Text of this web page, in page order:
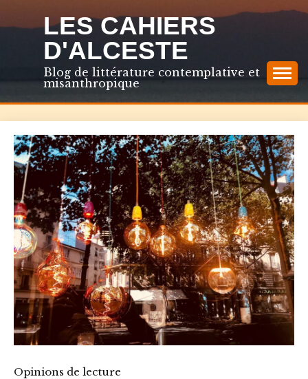
to
content
LES CAHIERS
D'ALCESTE
Blog de littérature contemplative et
misanthropique
Opinions de lecture